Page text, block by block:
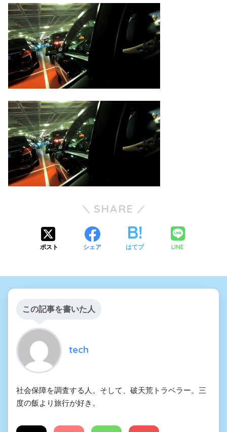
SHARE
ポスト シェア はてブ LINE
この記事を書いた人
tech
社会保障を調査する人。そして、破天荒トラベラー。三
度の飯より旅行が好き。